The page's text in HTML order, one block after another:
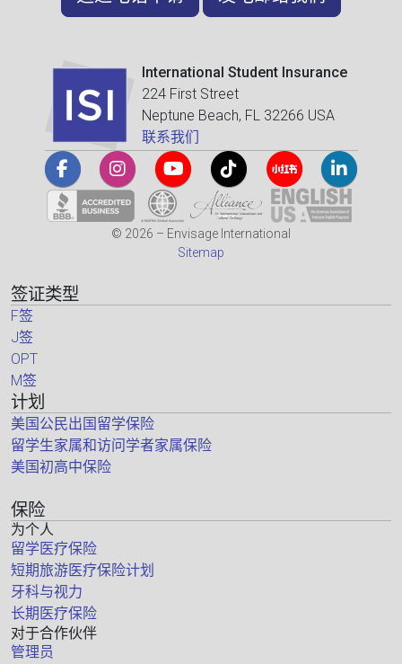
International Student Insurance
224 First Street
Neptune Beach, FL 32266 USA
联系我们
© 2026 – Envisage International
Sitemap
签证类型
F签
J签
OPT
M签
计划
美国公民出国留学保险
留学生家属和访问学者家属保险
美国初高中保险
保险
为个人
留学医疗保险
短期旅游医疗保险计划
牙科与视力
长期医疗保险
对于合作伙伴
管理员